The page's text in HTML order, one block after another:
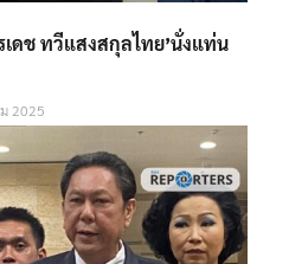
เดช ทวีแสงสกุลไทย’นั่งแท่น
2025